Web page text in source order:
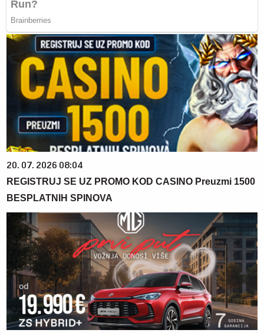
20. 07. 2026 08:04
REGISTRUJ SE UZ PROMO KOD CASINO Preuzmi 1500
BESPLATNIH SPINOVA